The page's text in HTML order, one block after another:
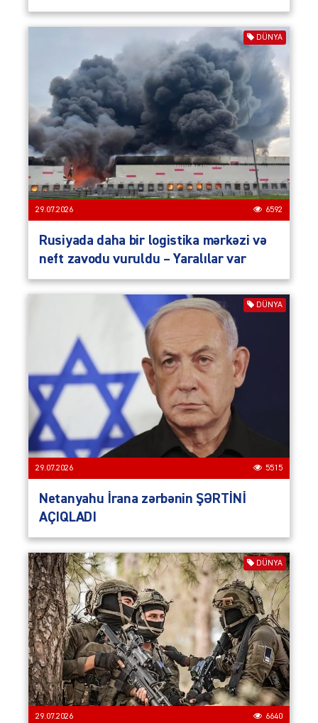
DÜNYA
29.07.2026 6592
Rusiyada daha bir logistika mərkəzi və
neft zavodu vuruldu – Yaralılar var
DÜNYA
29.07.2026 5515
Netanyahu İrana zərbənin ŞƏRTİNİ
AÇIQLADI
DÜNYA
29.07.2026 6640